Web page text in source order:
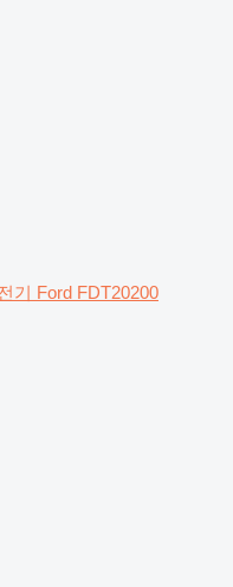
기 Ford FDT20200